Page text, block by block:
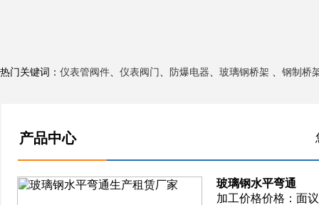
热门关键词： 仪表管阀件、 仪表阀门 、 防爆电器、 玻璃钢桥架 、 钢制桥
产品中心
玻璃钢水平弯通
加工价格价格：面议